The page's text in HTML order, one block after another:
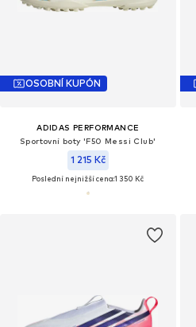
OSOBNÍ KUPÓN
ADIDAS PERFORMANCE
Sportovní boty 'F50 Messi Club'
1 215 Kč
Poslední nejnižší cena:1 350 Kč